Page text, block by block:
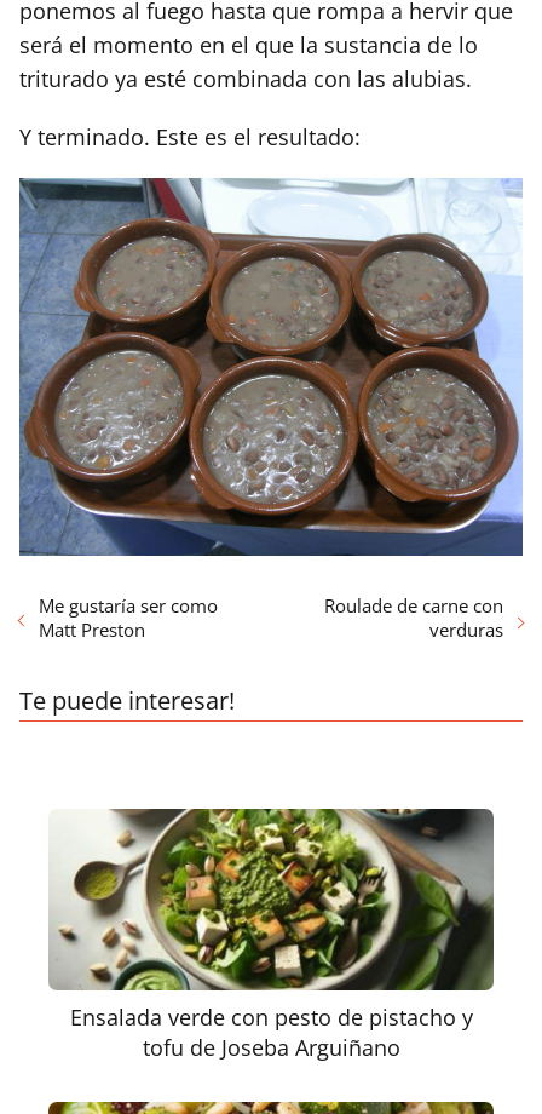
ponemos al fuego hasta que rompa a hervir que
será el momento en el que la sustancia de lo
triturado ya esté combinada con las alubias.
Y terminado. Este es el resultado:
Me gustaría ser como
Matt Preston
Roulade de carne con
verduras
Te puede interesar!
Ensalada verde con pesto de pistacho y
tofu de Joseba Arguiñano